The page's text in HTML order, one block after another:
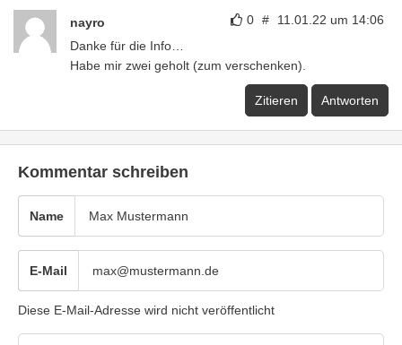
0 # 11.01.22 um 14:06
nayro
Danke für die Info…
Habe mir zwei geholt (zum verschenken).
Zitieren Antworten
Kommentar schreiben
Name
E-Mail
Diese E-Mail-Adresse wird nicht veröffentlicht